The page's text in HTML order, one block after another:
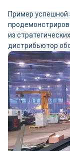
Пример успешной
из
дистрибьютор